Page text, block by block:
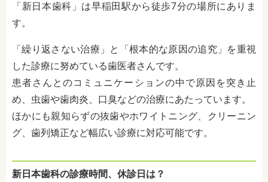
「新日本歯科」は早稲田駅から徒歩7分の場所にありま
す。
「繰り返さない治療」と「根本的な原因の追究」を重視
した診療に努めている歯医者さんです。
患者さんとのコミュニケーションの中で原因を突き止
め、虫歯や歯肉炎、口臭などの治療にあたっています。
ほかにも親知らずの抜歯やホワイトニング、クリーニン
グ、歯列矯正など幅広い診療に対応可能です。
新日本歯科の診療時間、休診日は？